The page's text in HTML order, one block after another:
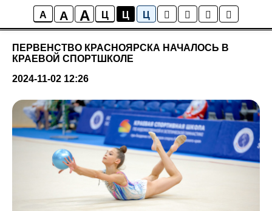
A A A Ц Ц Ц
Новости
ПЕРВЕНСТВО КРАСНОЯРСКА НАЧАЛОСЬ В
КРАЕВОЙ СПОРТШКОЛЕ
2024-11-02 12:26